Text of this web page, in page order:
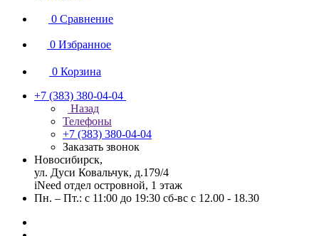
0 Сравнение
0 Избранное
0 Корзина
+7 (383) 380-04-04
Назад
Телефоны
+7 (383) 380-04-04
Заказать звонок
Новосибирск,
ул. Дуси Ковальчук, д.179/4
iNeed отдел островной, 1 этаж
Пн. – Пт.: с 11:00 до 19:30 сб-вс с 12.00 - 18.30